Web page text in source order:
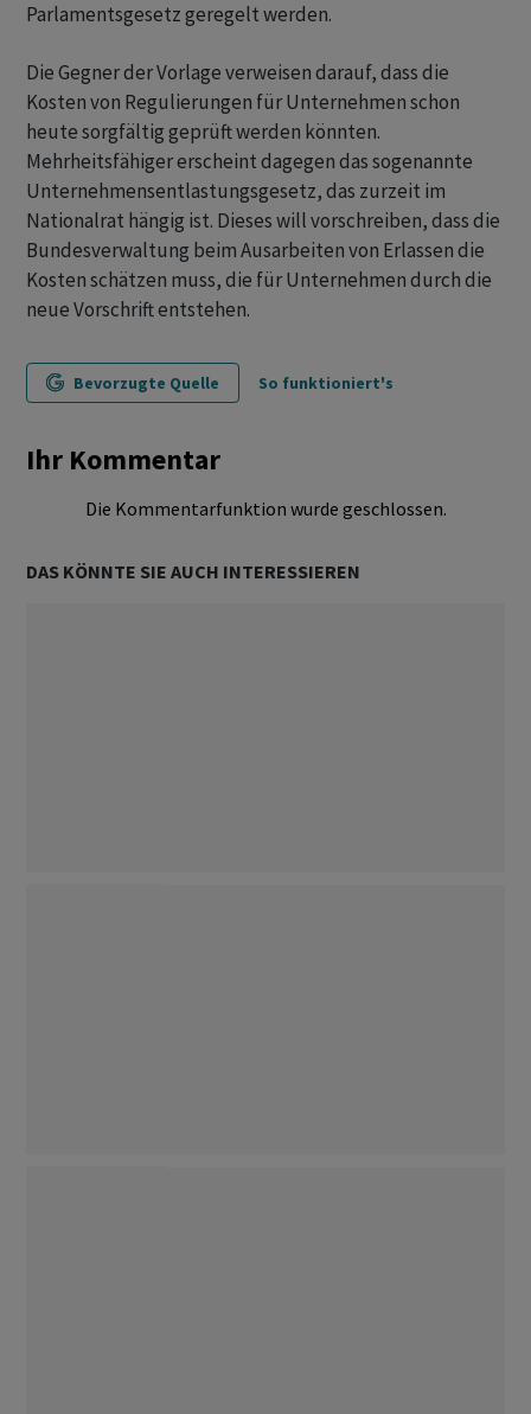
Parlamentsgesetz geregelt werden.
Die Gegner der Vorlage verweisen darauf, dass die
Kosten von Regulierungen für Unternehmen schon
heute sorgfältig geprüft werden könnten.
Mehrheitsfähiger erscheint dagegen das sogenannte
Unternehmensentlastungsgesetz, das zurzeit im
Nationalrat hängig ist. Dieses will vorschreiben, dass die
Bundesverwaltung beim Ausarbeiten von Erlassen die
Kosten schätzen muss, die für Unternehmen durch die
neue Vorschrift entstehen.
Bevorzugte Quelle So funktioniert's
Ihr Kommentar
Die Kommentarfunktion wurde geschlossen.
DAS KÖNNTE SIE AUCH INTERESSIEREN